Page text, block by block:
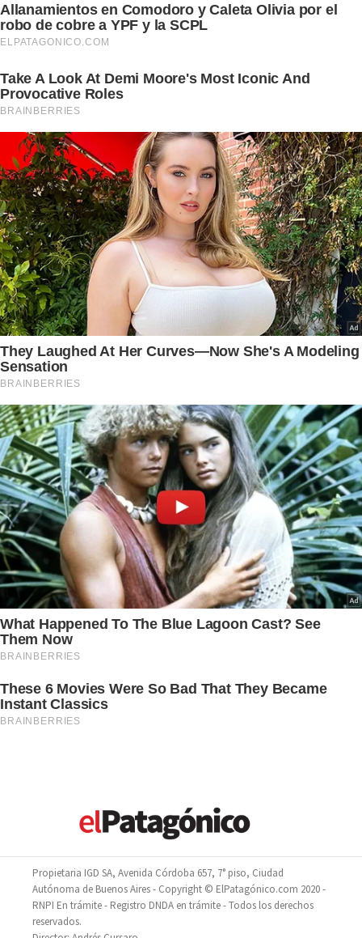
Propietaria IGD SA, Avenida Córdoba 657, 7° piso, Ciudad
Autónoma de Buenos Aires - Copyright © ElPatagónico.com 2020 -
RNPI En trámite - Registro DNDA en trámite - Todos los derechos
reservados.